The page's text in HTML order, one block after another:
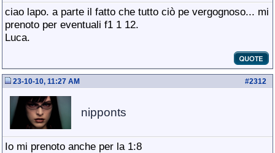
ciao lapo. a parte il fatto che tutto ciò pe vergognoso... mi
prenoto per eventuali f1 1 12.
Luca.
#2312
23-10-10, 11:27 AM
nipponts
Io mi prenoto anche per la 1:8